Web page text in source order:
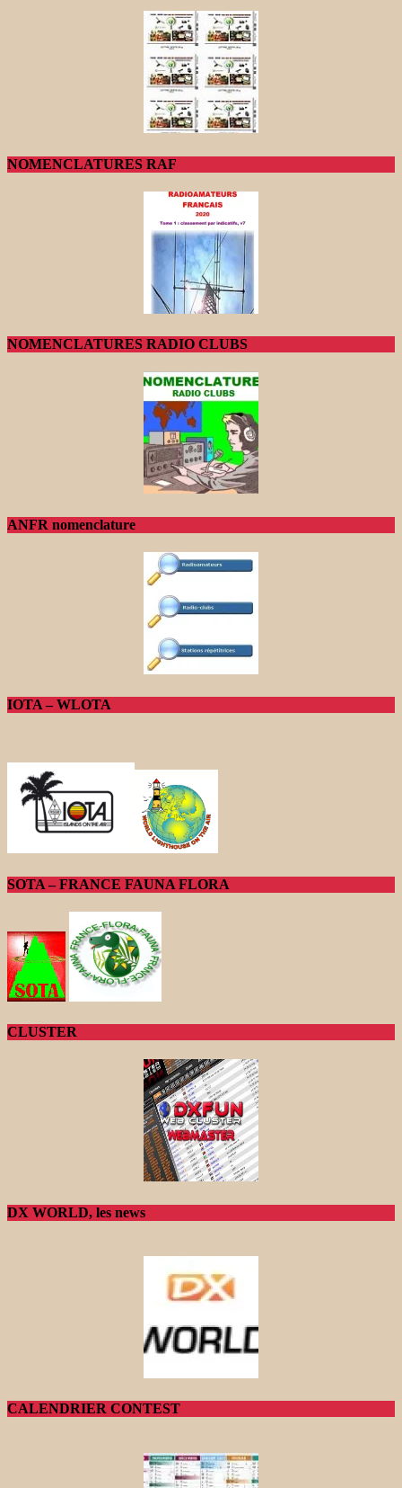
NOMENCLATURES RAF
NOMENCLATURES RADIO CLUBS
ANFR nomenclature
IOTA – WLOTA
SOTA – FRANCE FAUNA FLORA
CLUSTER
DX WORLD, les news
CALENDRIER CONTEST